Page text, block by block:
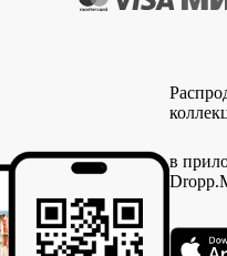
в